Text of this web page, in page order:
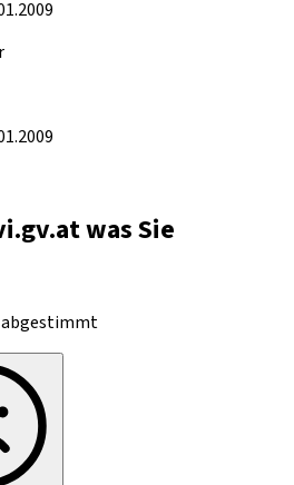
was Sie
abgestimmt